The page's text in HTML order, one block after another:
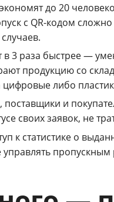
до 20
с QR-кодом
3 раза быстрее —
продукцию со
цифровые либо
и
своих заявок, не
к статистике о
управлять